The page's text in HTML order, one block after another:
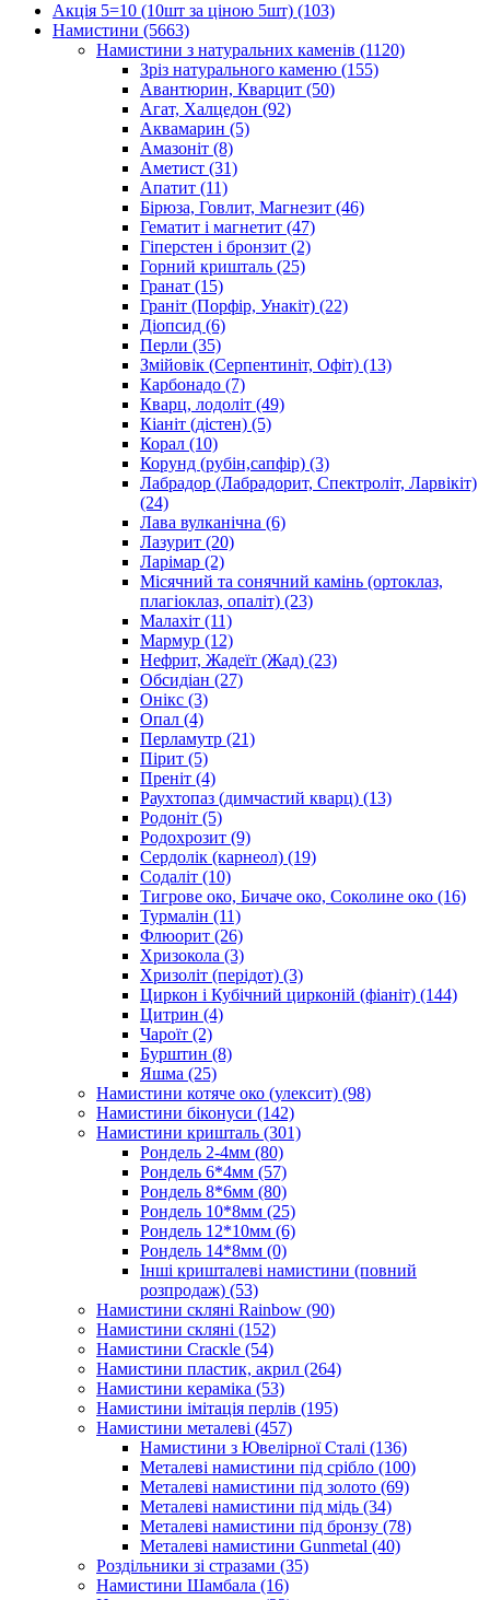
Акція 5=10 (10шт за ціною 5шт) (103)
Намистини (5663)
Намистини з натуральних каменів (1120)
Зріз натурального каменю (155)
Авантюрин, Кварцит (50)
Агат, Халцедон (92)
Аквамарин (5)
Амазоніт (8)
Аметист (31)
Апатит (11)
Бірюза, Говлит, Магнезит (46)
Гематит і магнетит (47)
Гіперстен і бронзит (2)
Горний кришталь (25)
Гранат (15)
Граніт (Порфір, Унакіт) (22)
Діопсид (6)
Перли (35)
Змійовік (Серпентиніт, Офіт) (13)
Карбонадо (7)
Кварц, лодоліт (49)
Кіаніт (дістен) (5)
Корал (10)
Корунд (рубін,сапфір) (3)
Лабрадор (Лабрадорит, Спектроліт, Ларвікіт)
(24)
Лава вулканічна (6)
Лазурит (20)
Ларімар (2)
Місячний та сонячний камінь (ортоклаз,
плагіоклаз, опаліт) (23)
Малахіт (11)
Мармур (12)
Нефрит, Жадеїт (Жад) (23)
Обсидіан (27)
Онікс (3)
Опал (4)
Перламутр (21)
Пірит (5)
Преніт (4)
Раухтопаз (димчастий кварц) (13)
Родоніт (5)
Родохрозит (9)
Сердолік (карнеол) (19)
Содаліт (10)
Тигрове око, Бичаче око, Соколине око (16)
Турмалін (11)
Флюорит (26)
Хризокола (3)
Хризоліт (перідот) (3)
Циркон і Кубічний цирконій (фіаніт) (144)
Цитрин (4)
Чароїт (2)
Бурштин (8)
Яшма (25)
Намистини котяче око (улексит) (98)
Намистини біконуси (142)
Намистини кришталь (301)
Рондель 2-4мм (80)
Рондель 6*4мм (57)
Рондель 8*6мм (80)
Рондель 10*8мм (25)
Рондель 12*10мм (6)
Рондель 14*8мм (0)
Інші кришталеві намистини (повний
розпродаж) (53)
Намистини скляні Rainbow (90)
Намистини скляні (152)
Намистини Cracкle (54)
Намистини пластик, акрил (264)
Намистини кераміка (53)
Намистини імітація перлів (195)
Намистини металеві (457)
Намистини з Ювелірної Сталі (136)
Металеві намистини під срібло (100)
Металеві намистини під золото (69)
Металеві намистини під мідь (34)
Металеві намистини під бронзу (78)
Металеві намистини Gunmetal (40)
Роздільники зі стразами (35)
Намистини Шамбала (16)